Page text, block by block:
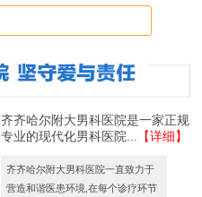
齐齐哈尔附大男科医院是一家正规
专业的现代化男科医院...
【详细】
齐齐哈尔附大男科医院一直致力于
营造和谐医患环境,在每个诊疗环节